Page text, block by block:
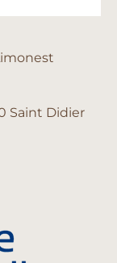
Saint Didier